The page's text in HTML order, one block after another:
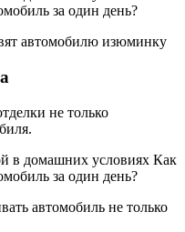
автомобилю изюминку
не только
автомобиль не только